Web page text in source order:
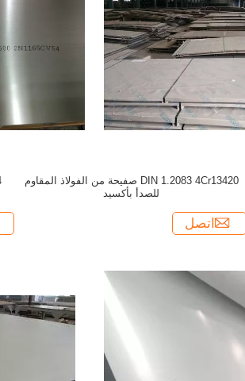
DIN 1.2083 4Cr13420 صفيحة من الفولاذ المقاوم
للصدأ بأكسيد
اتصل